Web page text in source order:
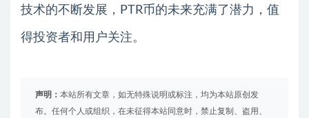
技术的不断发展，PTR币的未来充满了潜力，值
得投资者和用户关注。
声明： 本站所有文章，如无特殊说明或标注，均为本站原创发
布。任何个人或组织，在未征得本站同意时，禁止复制、盗用、